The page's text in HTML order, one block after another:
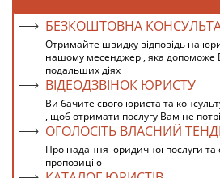
БЕЗКОШТОВНА
Отримайте швидку відповідь на
нашому месенджері, яка допоможе
подальших діях
ВІДЕОДЗВІНОК ЮРИСТУ
Ви бачите свого юриста та
, щоб отримати послугу Вам не
ОГОЛОСІТЬ ВЛАСНИЙ
Про надання юридичної послуги
пропозицію